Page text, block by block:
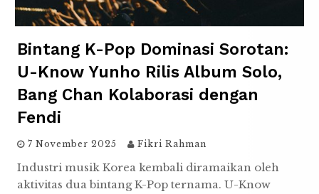
Bintang K-Pop Dominasi Sorotan:
U-Know Yunho Rilis Album Solo,
Bang Chan Kolaborasi dengan
Fendi
7 November 2025 Fikri Rahman
Industri musik Korea kembali diramaikan oleh
aktivitas dua bintang K-Pop ternama. U-Know